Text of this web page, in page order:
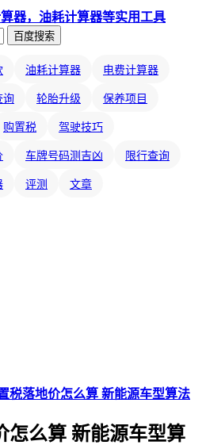
百度搜索
油耗计算器 电费计算器
询 轮胎升级 保养项目
购置税 驾驶技巧
车牌号码测吉凶 限行查询
评测 文章
税落地价怎么算 新能源车型算法
怎么算 新能源车型算